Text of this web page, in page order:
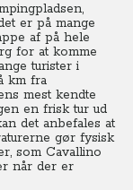
er på mange
af på hele
for at komme
turister i
km fra
mest kendte
en frisk tur ud
det anbefales at
gør fysisk
som Cavallino
når der er